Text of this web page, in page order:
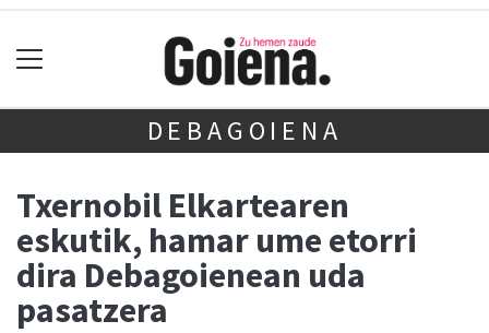
DEBAGOIENA
Txernobil Elkartearen
eskutik, hamar ume etorri
dira Debagoienean uda
pasatzera